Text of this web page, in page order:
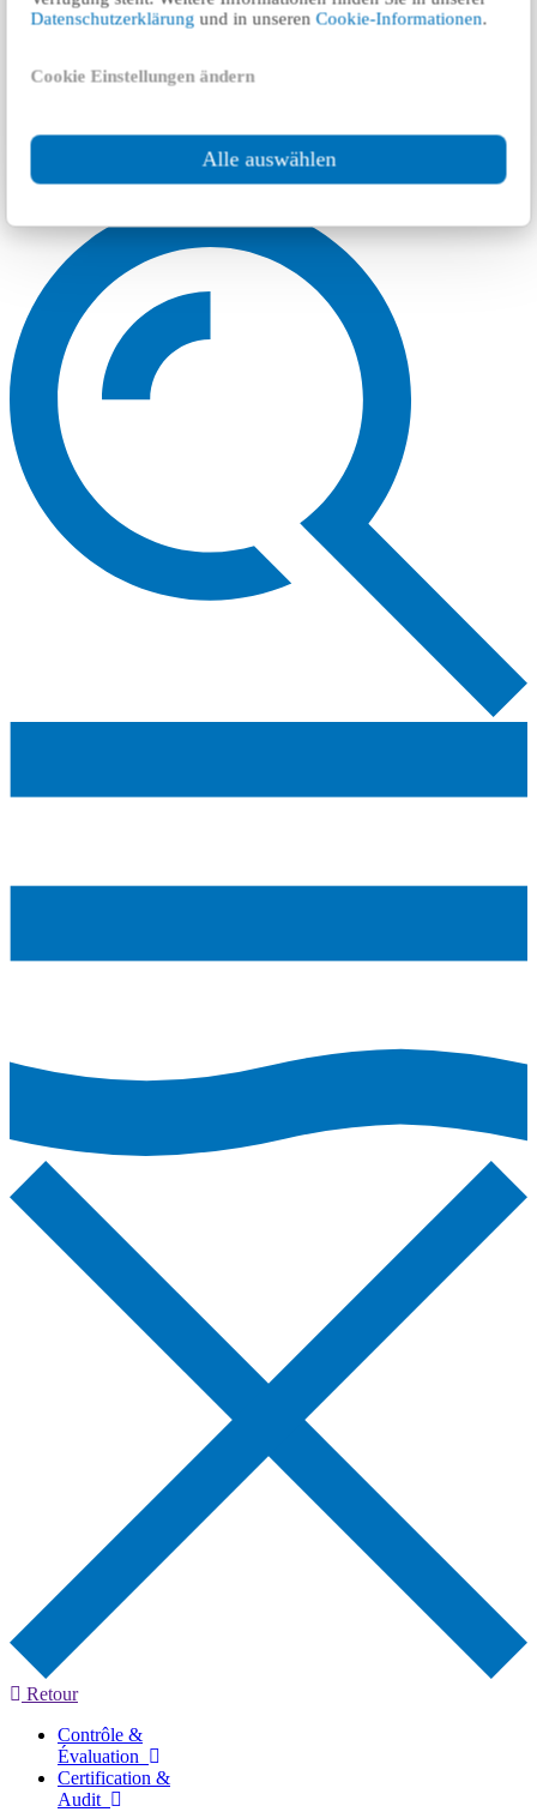
Datenschutzerklärung und in unserenCookie-Informationen.
Cookie Einstellungen ändern
Alle auswählen
Retour
Contrôle &
Évaluation
Certification &
Audit